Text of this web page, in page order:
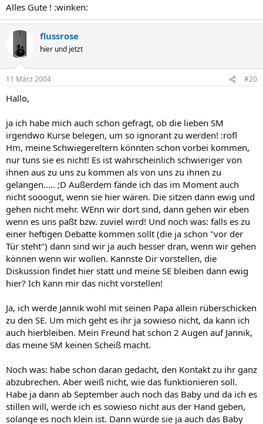
Alles Gute ! :winken:
flussrose
hier und jetzt
11 März 2004 #20
Hallo,
ja ich habe mich auch schon gefragt, ob die lieben SM
irgendwo Kurse belegen, um so ignorant zu werden! :rofl
Hm, meine Schwiegereltern könnten schon vorbei kommen,
nur tuns sie es nicht! Es ist wahrscheinlich schwieriger von
ihnen aus zu uns zu kommen als von uns zu ihnen zu
gelangen..... ;D Außerdem fände ich das im Moment auch
nicht sooogut, wenn sie hier wären. Die sitzen dann ewig und
gehen nicht mehr. WEnn wir dort sind, dann gehen wir eben
wenn es uns paßt bzw. zuviel wird! Und noch was: falls es zu
einer heftigen Debatte kommen sollt (die ja schon "vor der
Tür steht") dann sind wir ja auch besser dran, wenn wir gehen
können wenn wir wollen. Kannste Dir vorstellen, die
Diskussion findet hier statt und meine SE bleiben dann ewig
hier? Ich kann mir das nicht vorstellen!
Ja, ich werde Jannik wohl mit seinen Papa allein rüberschicken
zu den SE. Um mich geht es ihr ja sowieso nicht, da kann ich
auch hierbleiben. Mein Freund hat schon 2 Augen auf Jannik,
das meine SM keinen Scheiß macht.
Noch was: habe schon daran gedacht, den Kontakt zu ihr ganz
abzubrechen. Aber weiß nicht, wie das funktionieren soll.
Habe ja dann ab September auch noch das Baby und da ich es
stillen will, werde ich es sowieso nicht aus der Hand geben,
solange es noch klein ist. Dann würde sie ja auch das Baby